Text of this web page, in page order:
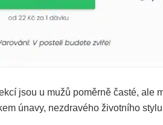
jsou u mužů poměrně časté, ale
únavy, nezdravého životního